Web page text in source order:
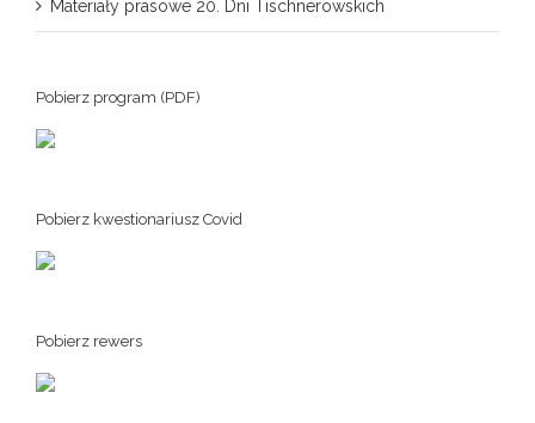
Materiały prasowe 20. Dni Tischnerowskich
Pobierz program (PDF)
Pobierz kwestionariusz Covid
Pobierz rewers